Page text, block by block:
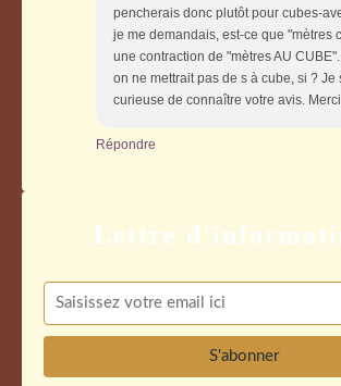
pencherais donc plutôt pour cubes-
je me demandais, est-ce que "mètres
une contraction de "mètres AU
on ne mettrait pas de s à cube, si ? Je
curieuse de connaître votre avis.
Répondre